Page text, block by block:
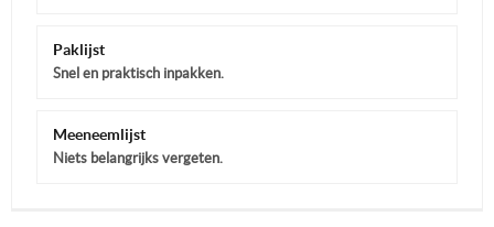
Paklijst
Snel en praktisch inpakken.
Meeneemlijst
Niets belangrijks vergeten.